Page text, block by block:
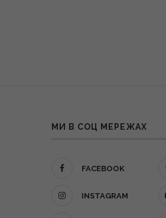
МИ В СОЦ МЕРЕЖАХ
FACEBOOK
INSTAGRAM